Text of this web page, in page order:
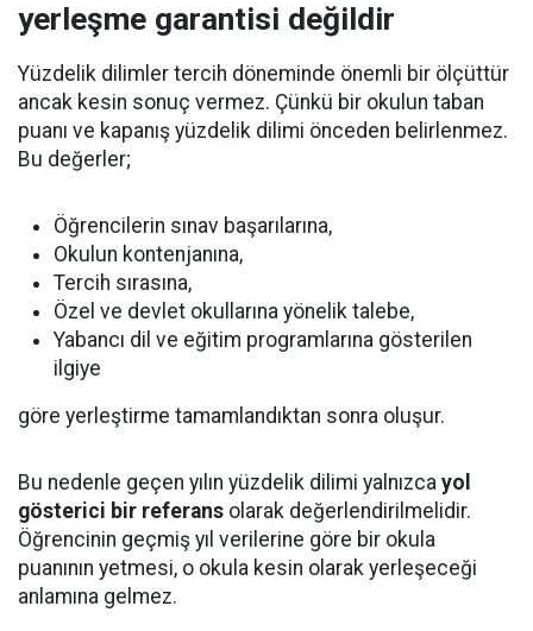
yerleşme garantisi değildir
Yüzdelik dilimler tercih döneminde önemli bir ölçüttür
ancak kesin sonuç vermez. Çünkü bir okulun taban
puanı ve kapanış yüzdelik dilimi önceden belirlenmez.
Bu değerler;
Öğrencilerin sınav başarılarına,
Okulun kontenjanına,
Tercih sırasına,
Özel ve devlet okullarına yönelik talebe,
Yabancı dil ve eğitim programlarına gösterilen
ilgiye
göre yerleştirme tamamlandıktan sonra oluşur.
Bu nedenle geçen yılın yüzdelik dilimi yalnızca yol
gösterici bir referans olarak değerlendirilmelidir.
Öğrencinin geçmiş yıl verilerine göre bir okula
puanının yetmesi, o okula kesin olarak yerleşeceği
anlamına gelmez.